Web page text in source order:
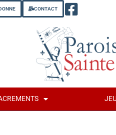
CONTACT